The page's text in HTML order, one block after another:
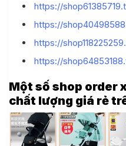
https://
https://
https://
https://
Một số shop order
chất lượng giá rẻ